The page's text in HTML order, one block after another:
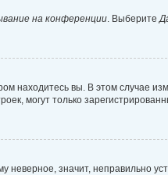
на конференции. Выберите
находитесь вы. В этом случае
могут только
значит, неправильно